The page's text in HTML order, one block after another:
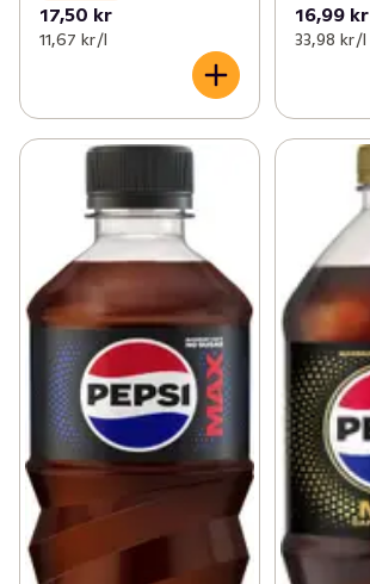
17,50 kr
11,67 kr /l
16,99 kr
33,98 kr /l